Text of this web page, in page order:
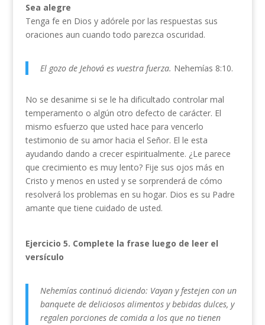
Sea alegre
Tenga fe en Dios y adórele por las respuestas sus
oraciones aun cuando todo parezca oscuridad.
El gozo de Jehová es vuestra fuerza. Nehemías 8:10.
No se desanime si se le ha dificultado controlar mal
temperamento o algún otro defecto de carácter. El
mismo esfuerzo que usted hace para vencerlo
testimonio de su amor hacia el Señor. El le esta
ayudando dando a crecer espiritualmente. ¿Le parece
que crecimiento es muy lento? Fije sus ojos más en
Cristo y menos en usted y se sorprenderá de cómo
resolverá los problemas en su hogar. Dios es su Padre
amante que tiene cuidado de usted.
Ejercicio 5. Complete la frase luego de leer el
versículo
Nehemías continuó diciendo: Vayan y festejen con un
banquete de deliciosos alimentos y bebidas dulces, y
regalen porciones de comida a los que no tienen